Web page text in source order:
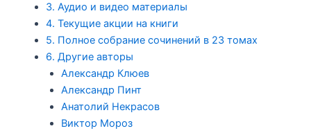
3. Аудио и видео материалы
4. Текущие акции на книги
5. Полное собрание сочинений в 23 томах
6. Другие авторы
Александр Клюев
Александр Пинт
Анатолий Некрасов
Виктор Мороз